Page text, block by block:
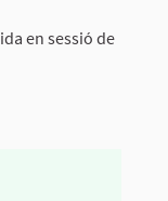
en sessió de